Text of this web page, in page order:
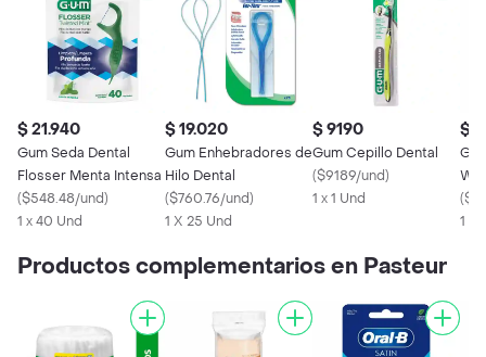
$ 21.940
Gum Seda Dental
Flosser Menta Intensa
($548.48/und)
1 x 40 Und
$ 19.020
Gum Enhebradores de
Hilo Dental
($760.76/und)
1 X 25 Und
$ 9190
Gum Cepillo Dental
($9189/und)
1 x 1 Und
$
(
1 X
Productos complementarios en Pasteur